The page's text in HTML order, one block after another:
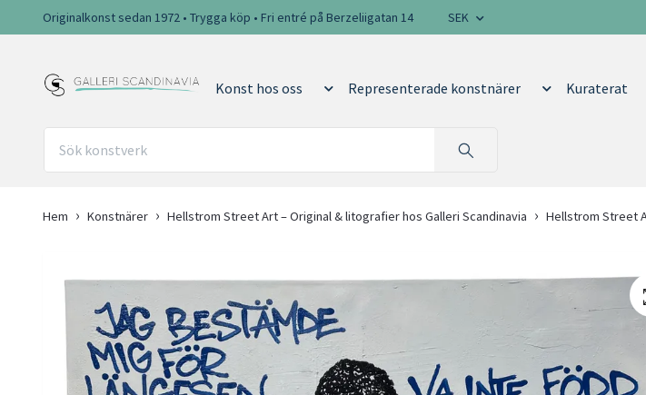
Originalkonst sedan 1972 • Trygga köp • Fri entré på Berzeliigatan 14 SEK
Konst hos oss Representerade konstnärer Kuraterat
Hem Konstnärer Hellstrom Street Art – Original & litografier hos Galleri Scandinavia Hellstrom Street